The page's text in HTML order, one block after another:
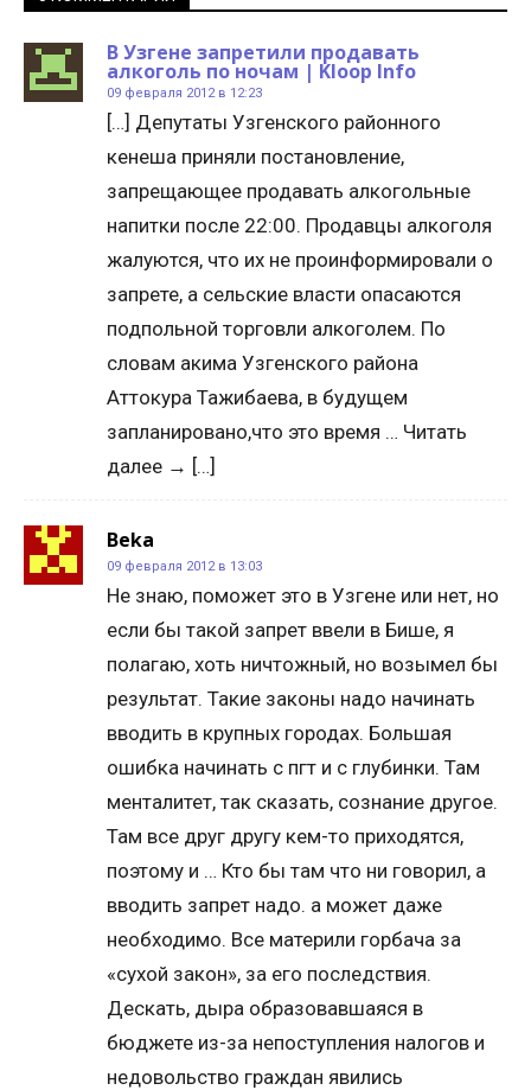
В Узгене запретили продавать
алкоголь по ночам | Kloop Info
09 февраля 2012 в 12:23
[…] Депутаты Узгенского районного
кенеша приняли постановление,
запрещающее продавать алкогольные
напитки после 22:00. Продавцы алкоголя
жалуются, что их не проинформировали о
запрете, а сельские власти опасаются
подпольной торговли алкоголем. По
словам акима Узгенского района
Аттокура Тажибаева, в будущем
запланировано,что это время … Читать
далее → […]
Beka
09 февраля 2012 в 13:03
Не знаю, поможет это в Узгене или нет, но
если бы такой запрет ввели в Бише, я
полагаю, хоть ничтожный, но возымел бы
результат. Такие законы надо начинать
вводить в крупных городах. Большая
ошибка начинать с пгт и с глубинки. Там
менталитет, так сказать, сознание другое.
Там все друг другу кем-то приходятся,
поэтому и … Кто бы там что ни говорил, а
вводить запрет надо. а может даже
необходимо. Все материли горбача за
«сухой закон», за его последствия.
Дескать, дыра образовавшаяся в
бюджете из-за непоступления налогов и
недовольство граждан явились